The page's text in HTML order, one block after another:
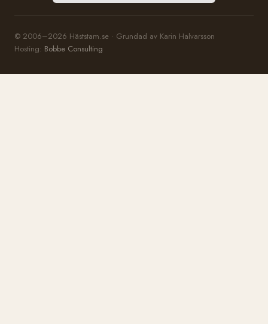
© 2006–2026 Häststam.se · Grundad av Karin Halvarsson
Hosting: Bobbe Consulting